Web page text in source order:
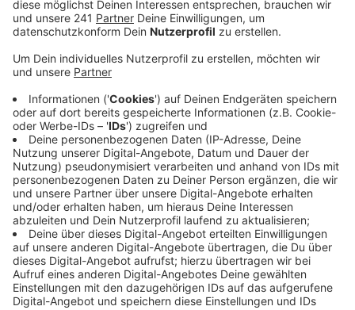
Schritt voran.
Veröffentlicht:Mittwoch, 15.09.2021 09:53
Anzeige
Heute wurden mit Schwertransportern die ersten
großen Stahlträger mit einer Länge von 20 Metern
geliefert, bis Ende der Woche sollen 1100 Tonnen
Stahl für die Brücke ankommen. Sie werden am
Rheinufer zu einer fast 70 Meter langen Konstruktion
zusammengeschweißt, die im Januar auf die
Brückenträger gehievt werden soll.
Außerdem werden im Januar Bauteile mit Schiffen
geliefert, die wegen ihrer Größe nicht über die Straße